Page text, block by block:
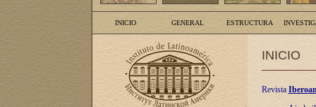
INICIO GENERAL ESTRUCTURA
INICIO
Revista